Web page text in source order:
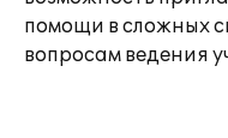
помощи в сложных
вопросам ведения